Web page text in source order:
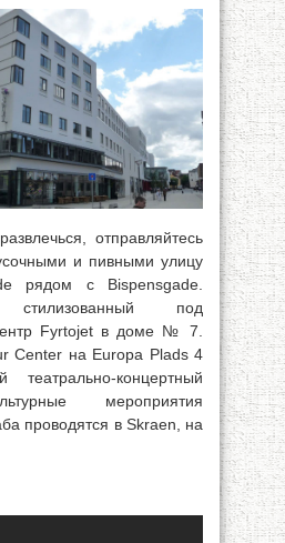
отправляйтесь
и пивными улицу
рядом с Bispensgade.
под
Fyrtojet в доме № 7.
Center на Europa Plads 4
концертный
мероприятия
проводятся в Skraen, на